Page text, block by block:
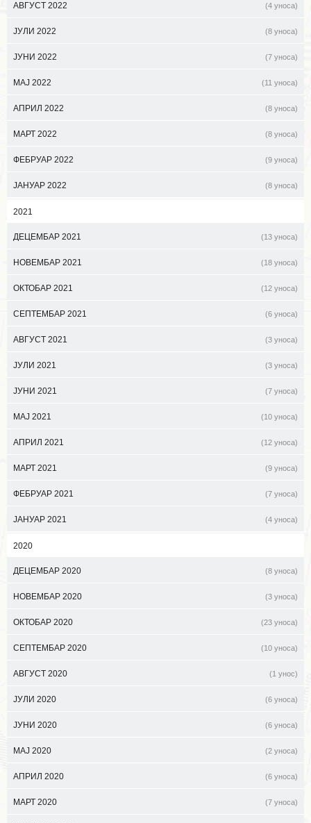
АВГУСТ 2022 (4 уноса)
ЈУЛИ 2022 (8 уноса)
ЈУНИ 2022 (7 уноса)
МАЈ 2022 (11 уноса)
АПРИЛ 2022 (8 уноса)
МАРТ 2022 (8 уноса)
ФЕБРУАР 2022 (9 уноса)
ЈАНУАР 2022 (8 уноса)
2021
ДЕЦЕМБАР 2021 (13 уноса)
НОВЕМБАР 2021 (18 уноса)
ОКТОБАР 2021 (12 уноса)
СЕПТЕМБАР 2021 (6 уноса)
АВГУСТ 2021 (3 уноса)
ЈУЛИ 2021 (3 уноса)
ЈУНИ 2021 (7 уноса)
МАЈ 2021 (10 уноса)
АПРИЛ 2021 (12 уноса)
МАРТ 2021 (9 уноса)
ФЕБРУАР 2021 (7 уноса)
ЈАНУАР 2021 (4 уноса)
2020
ДЕЦЕМБАР 2020 (8 уноса)
НОВЕМБАР 2020 (3 уноса)
ОКТОБАР 2020 (23 уноса)
СЕПТЕМБАР 2020 (10 уноса)
АВГУСТ 2020 (1 унос)
ЈУЛИ 2020 (6 уноса)
ЈУНИ 2020 (6 уноса)
МАЈ 2020 (2 уноса)
АПРИЛ 2020 (6 уноса)
МАРТ 2020 (7 уноса)